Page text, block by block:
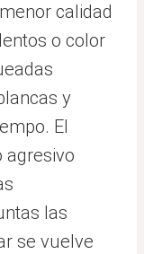
calidad
o color
y
El
agresivo
las
se vuelve